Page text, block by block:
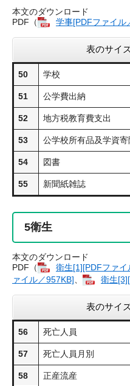
本文のダウンロード
PDF（
学事​[PDFファイル
表のサイ
50 学校
51 公学費出納
52 地方税教育費支出
53 公学校所有品及学資寄
54 図書
55 新聞紙雑誌
5衛生
本文のダウンロード
PDF（
衛生​[1][PDFファイ
ァイル／957KB]
衛生​
表のサイ
56 死亡人員
57 死亡人員月別
58 正産流産